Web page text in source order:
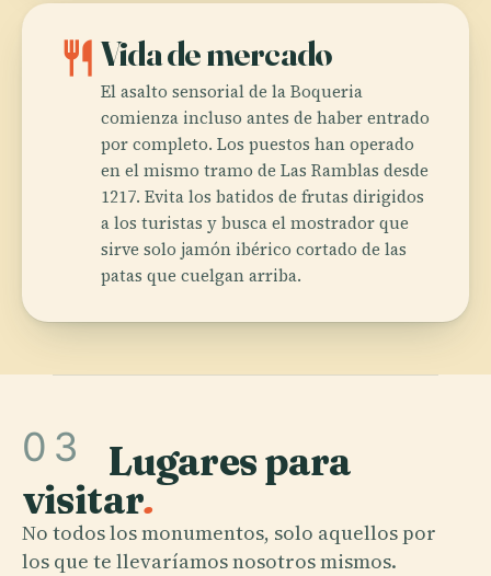
restaurant Vida de mercado
El asalto sensorial de la Boqueria
comienza incluso antes de haber entrado
por completo. Los puestos han operado
en el mismo tramo de Las Ramblas desde
1217. Evita los batidos de frutas dirigidos
a los turistas y busca el mostrador que
sirve solo jamón ibérico cortado de las
patas que cuelgan arriba.
03 Lugares para
visitar.
No todos los monumentos, solo aquellos por
los que te llevaríamos nosotros mismos.